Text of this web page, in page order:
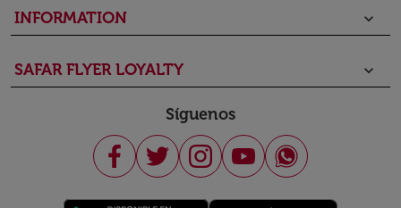
INFORMATION keyboard_arrow_down
SAFAR FLYER LOYALTY keyboard_arrow_down
Síguenos